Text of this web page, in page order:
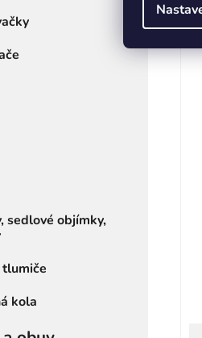
sedlové objímky,
kola